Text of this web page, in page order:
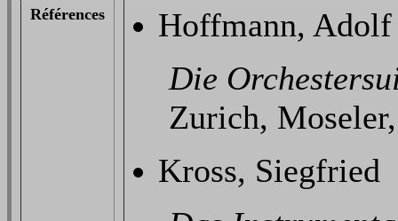
Références
Hoffmann, Adolf
Die
Zurich,
Kross, Siegfried